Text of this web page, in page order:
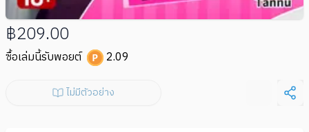
฿209.00
ซื้อเล่มนี้รับพอยต์ 2.09
ไม่มีตัวอย่าง